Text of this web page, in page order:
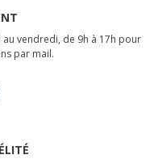
vendredi, de 9h à 17h pour
par mail.